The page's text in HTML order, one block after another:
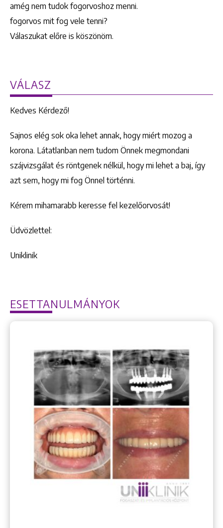
amég nem tudok fogorvoshoz menni.
fogorvos mit fog vele tenni?
Válaszukat előre is köszönöm.
VÁLASZ
Kedves Kérdező!
Sajnos elég sok oka lehet annak, hogy miért mozog a
korona. Látatlanban nem tudom Önnek megmondani
szájvizsgálat és röntgenek nélkül, hogy mi lehet a baj, így
azt sem, hogy mi fog Önnel történni.
Kérem mihamarabb keresse fel kezelőorvosát!
Üdvözlettel:
Uniklinik
ESETTANULMÁNYOK